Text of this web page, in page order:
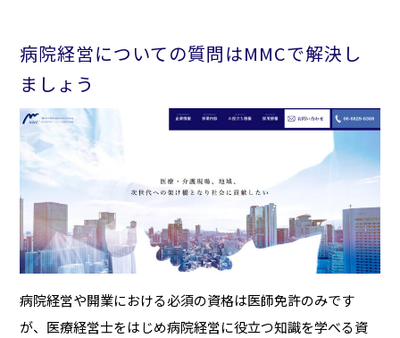
病院経営についての質問はMMCで解決し
ましょう
病院経営や開業における必須の資格は医師免許のみです
が、医療経営士をはじめ病院経営に役立つ知識を学べる資